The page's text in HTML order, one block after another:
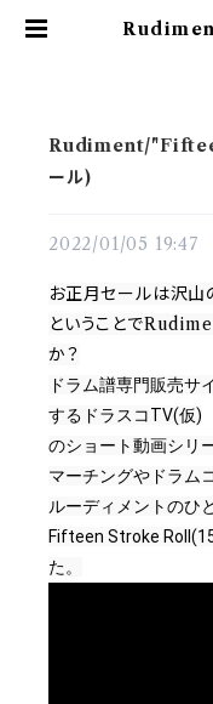
Rudiment/
ール)
2022/01/05 19:47
お正月セールは沢山
ということで
か？
ドラム譜専門販売サ
するドラスコTV(仮)
のショート動画シリ
マーチングやドラム
ルーディメントのひ
Fifteen Stroke
た。